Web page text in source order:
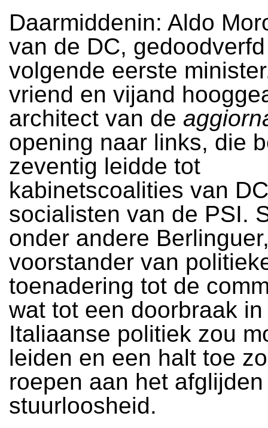
Daarmiddenin: Aldo
van de DC,
volgende eerste
vriend en vijand
architect van de
opening naar links, die
zeventig leidde tot
kabinetscoalities van
socialisten van de PSI.
onder andere
voorstander van
toenadering tot de
wat tot een doorbraak
Italiaanse politiek zou
leiden en een halt toe
roepen aan het
stuurloosheid.